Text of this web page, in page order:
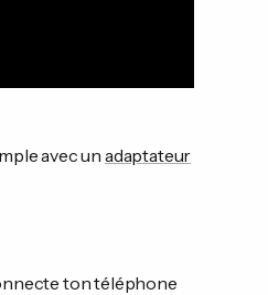
avec un adaptateur
ton téléphone